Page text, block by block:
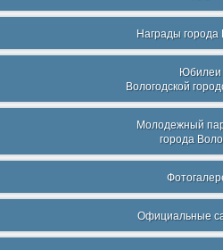
Награды города
Юбилеи
Вологодской
Молодежный
города
Официальные